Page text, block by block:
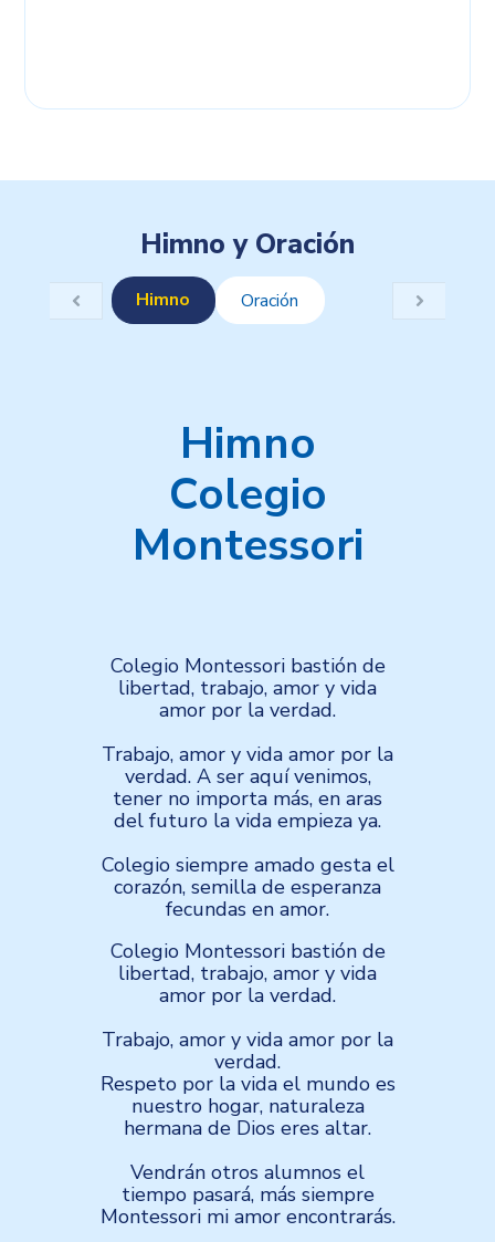
Himno y Oración
Himno Oración
Himno
Colegio
Montessori
Colegio Montessori bastión de
libertad, trabajo, amor y vida
amor por la verdad.
Trabajo, amor y vida amor por la
verdad. A ser aquí venimos,
tener no importa más, en aras
del futuro la vida empieza ya.
Colegio siempre amado gesta el
corazón, semilla de esperanza
fecundas en amor.
Colegio Montessori bastión de
libertad, trabajo, amor y vida
amor por la verdad.
Trabajo, amor y vida amor por la
verdad.
Respeto por la vida el mundo es
nuestro hogar, naturaleza
hermana de Dios eres altar.
Vendrán otros alumnos el
tiempo pasará, más siempre
Montessori mi amor encontrarás.